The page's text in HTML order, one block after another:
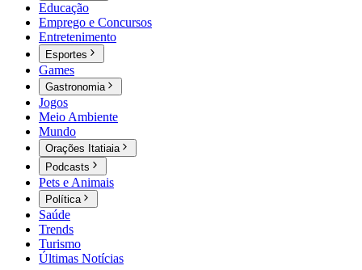
Educação
Emprego e Concursos
Entretenimento
Esportes
Games
Gastronomia
Jogos
Meio Ambiente
Mundo
Orações Itatiaia
Podcasts
Pets e Animais
Política
Saúde
Trends
Turismo
Últimas Notícias